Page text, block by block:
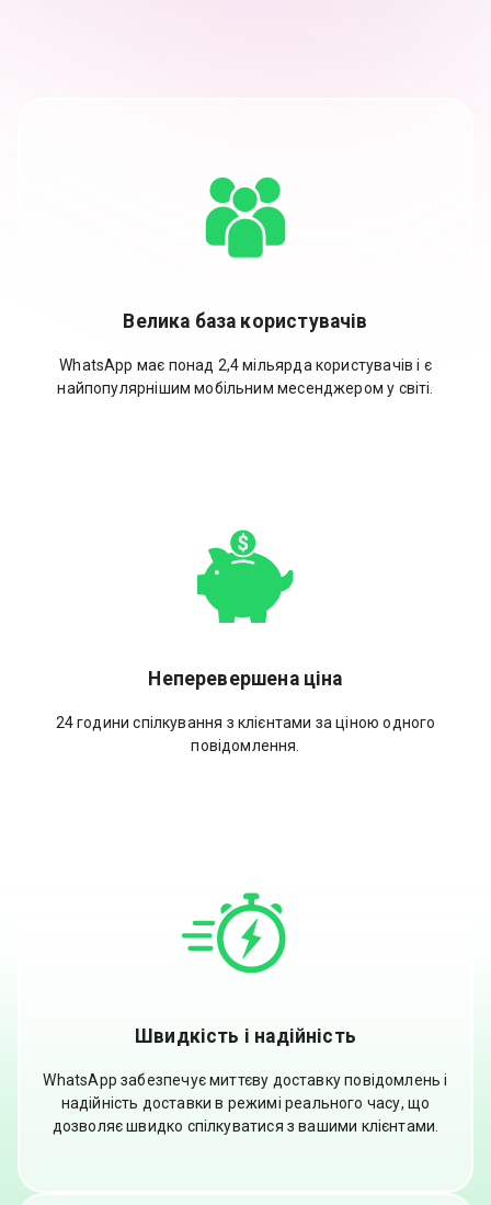
Велика база користувачів
WhatsApp має понад 2,4 мільярда користувачів і є
найпопулярнішим мобільним месенджером у світі.
Неперевершена ціна
24 години спілкування з клієнтами за ціною одного
повідомлення.
Швидкість і надійність
WhatsApp забезпечує миттєву доставку повідомлень і
надійність доставки в режимі реального часу, що
дозволяє швидко спілкуватися з вашими клієнтами.